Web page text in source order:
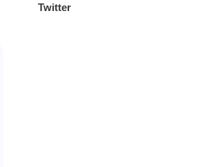
Twitter